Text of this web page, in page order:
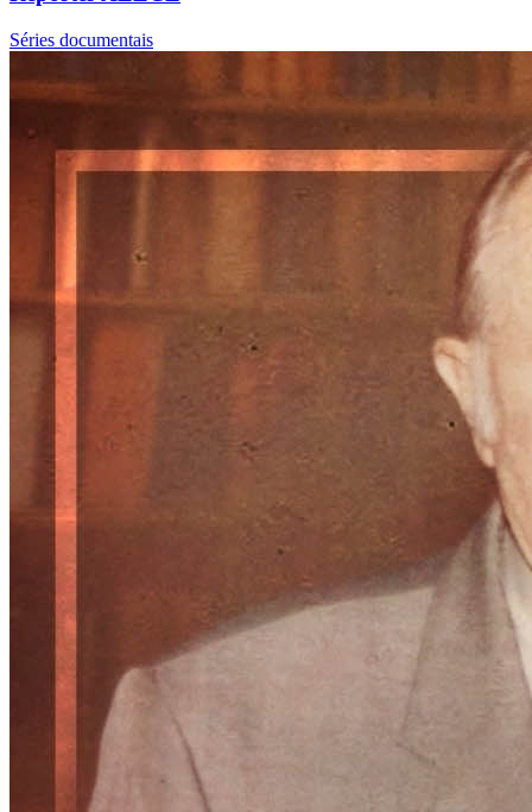
Séries documentais